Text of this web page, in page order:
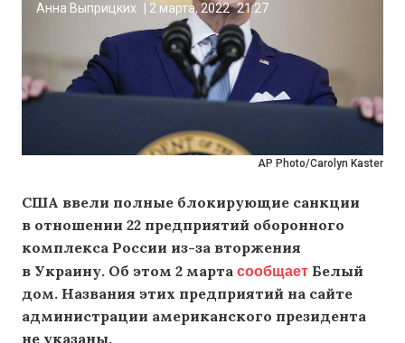
AP Photo/Carolyn Kaster
Анна Выприцких 2 марта, 2022 21:27
США ввели полные блокирующие санкции
в отношении 22 предприятий оборонного
комплекса России из-за вторжения
в Украину. Об этом 2 марта сообщает Белый
дом. Названия этих предприятий на сайте
администрации американского президента
не указаны.